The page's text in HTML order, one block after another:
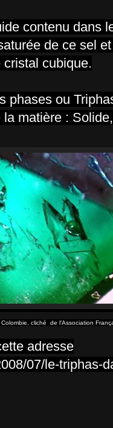
contenu dans
de ce sel
cristal cubique.
phases ou
matière :
cliché de l'Association
adresse
07/le-triphas-